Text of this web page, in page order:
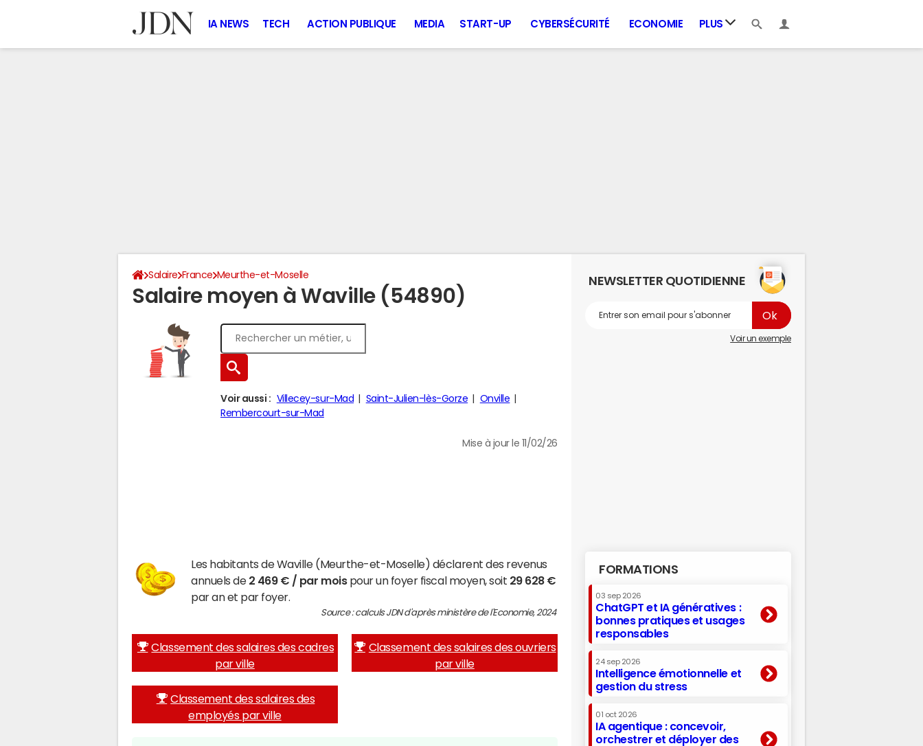
IA NEWS TECH ACTION PUBLIQUE MEDIA START-UP CYBERSÉCURITÉ ECONOMIE PLUS
Salaire France Meurthe-et-Moselle
Salaire moyen à Waville (54890)
Voir aussi : Villecey-sur-Mad Saint-Julien-lès-Gorze
Onville
Rembercourt-sur-Mad
Mise à jour le 11/02/26
Les habitants de Waville (Meurthe-et-Moselle) déclarent des revenus
annuels de 2 469 € / par moispour un foyer fiscal moyen, soit 29 628 €
par an et par foyer.
Source : calculs JDN d'après ministère de l'Economie, 2024
Classement des salaires des cadres
par ville
Classement des salaires des ouvriers
par ville
Classement des salaires des
employés par ville
NEWSLETTER QUOTIDIENNE
Voir un exemple
FORMATIONS
03 sep 2026
ChatGPT et IA génératives :
bonnes pratiques et usages
responsables
24 sep 2026
Intelligence émotionnelle et
gestion du stress
01 oct 2026
IA agentique : concevoir,
orchestrer et déployer des